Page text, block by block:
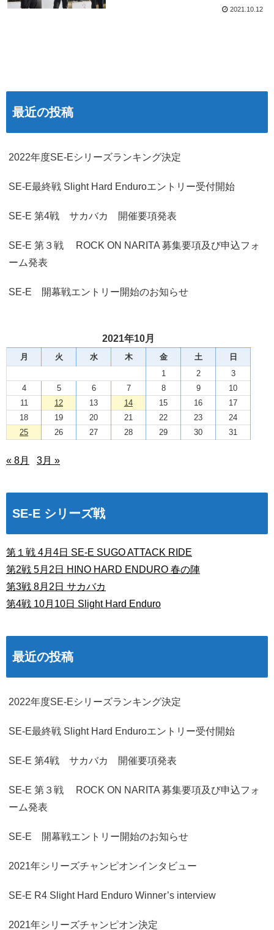
2021.10.12
最近の投稿
2022年度SE-Eシリーズランキング決定
SE-E最終戦 Slight Hard Enduroエントリー受付開始
SE-E 第4戦 サカバカ 開催要項発表
SE-E 第３戦 ROCK ON NARITA 募集要項及び申込フォ
ーム発表
SE-E 開幕戦エントリー開始のお知らせ
2021年10月
月 火 水 木 金 土
日
1
2
3
4
5 6 7 8 9
10
11
12 13 14 15 16
17
18
19 20 21 22 23
24
25
26 27 28 29 30 31
« 8月 3月 »
SE-E シリーズ戦
第１戦 4月4日 SE-E SUGO ATTACK RIDE
第2戦 5月2日 HINO HARD ENDURO 春の陣
第3戦 8月2日 サカバカ
第4戦 10月10日 Slight Hard Enduro
最近の投稿
2022年度SE-Eシリーズランキング決定
SE-E最終戦 Slight Hard Enduroエントリー受付開始
SE-E 第4戦 サカバカ 開催要項発表
SE-E 第３戦 ROCK ON NARITA 募集要項及び申込フォ
ーム発表
SE-E 開幕戦エントリー開始のお知らせ
2021年シリーズチャンピオンインタビュー
SE-E R4 Slight Hard Enduro Winner’s interview
2021年シリーズチャンピオン決定